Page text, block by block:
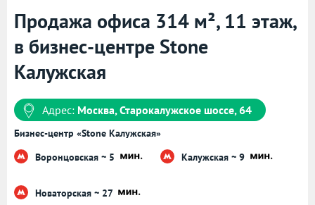
Продажа офиса 314 м², 11 этаж,
в бизнес-центре Stone
Калужская
Адрес: Москва, Старокалужское шоссе, 64
Бизнес-центр «Stone Калужская»
Воронцовская ~ 5
Калужская ~ 9
Новаторская ~ 27